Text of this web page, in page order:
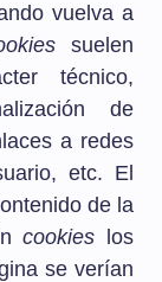
vuelva a
suelen
técnico,
de
a redes
etc. El
de la
cookies los
se verían